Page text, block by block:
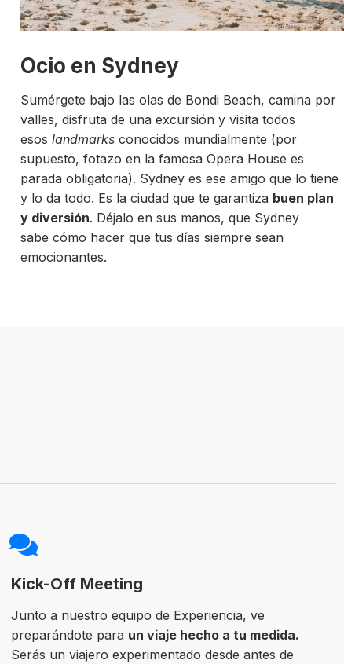
Ocio en Sydney
Sumérgete bajo las olas de Bondi Beach, camina por
valles, disfruta de una excursión y visita todos
esos landmarks conocidos mundialmente (por
supuesto, fotazo en la famosa Opera House es
parada obligatoria). Sydney es ese amigo que lo tiene
y lo da todo. Es la ciudad que te garantiza buen plan
y diversión. Déjalo en sus manos, que Sydney
sabe cómo hacer que tus días siempre sean
emocionantes.
Kick-Off Meeting
Junto a nuestro equipo de Experiencia, ve
preparándote para un viaje hecho a tu medida.
Serás un viajero experimentado desde antes de